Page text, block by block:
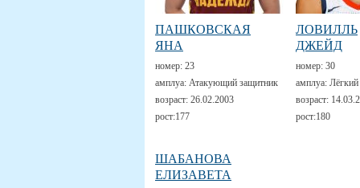
ПАШКОВСКАЯ
ЯНА
номер: 23
амплуа: Атакующий защитник
возраст: 26.02.2003
рост:177
ЛОВИЛЛЬ
ДЖЕЙД
номер: 30
амплуа:
возраст:
рост:180
ШАБАНОВА
ЕЛИЗАВЕТА